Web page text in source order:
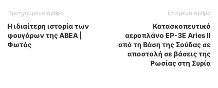
Προηγούμενο άρθρο
H ιδιαίτερη ιστορία των
φουγάρων της ΑΒΕΑ |
Φωτός
Επόμενο άρθρο
Κατασκοπευτικό
αεροπλάνο EP-3E Aries II
από τη Βάση της Σούδας σε
αποστολή σε βάσεις της
Ρωσίας στη Συρία